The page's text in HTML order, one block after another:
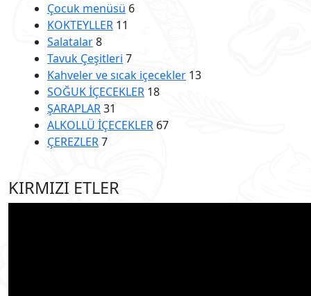
Çocuk menüsü 6
KOKTEYLLER 11
Salatalar8
Tavuk Çeşitleri 7
Kahveler ve sıcak içecekler 13
SOĞUK İÇECEKLER 18
ŞARAPLAR31
ALKOLLÜ İÇECEKLER 67
ÇEREZLER7
KIRMIZI ETLER